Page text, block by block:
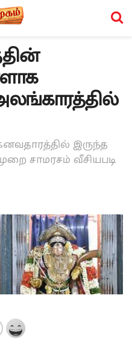
இருந்த
சாமரசம் வீசியபடி